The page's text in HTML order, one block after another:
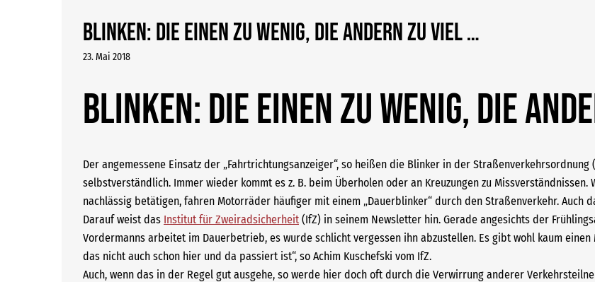
Blinken: Die einen zu wenig, die andern zu viel …
23. Mai 2018
Blinken: Die einen zu wenig, die
Der angemessene Einsatz der „Fahrtrichtungsanzeiger“, so heißen die Blinker in der
selbstverständlich. Immer wieder kommt es z. B. beim Überholen oder an Kreuzungen zu
nachlässig betätigen, fahren Motorräder häufiger mit einem „Dauerblinker“ durch den Straßenverkehr. Auch
Darauf weist das Institut für Zweiradsicherheit (IfZ) in seinem Newsletter hin. Gerade angesichts der
Vordermanns arbeitet im Dauerbetrieb, es wurde schlicht vergessen ihn abzustellen. Es gibt wohl kaum
das nicht auch schon hier und da passiert ist“, so Achim Kuschefski vom IfZ.
Auch, wenn das in der Regel gut ausgehe, so werde hier doch oft durch die Verwirrung anderer